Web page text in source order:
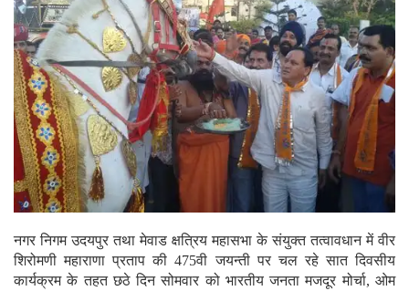
नगर निगम उदयपुर तथा मेवाड क्षत्रिय महासभा के संयुक्त तत्वावधान में वीर
शिरोमणी महाराणा प्रताप की 475वी जयन्ती पर चल रहे सात दिवसीय
कार्यक्रम के तहत छठे दिन सोमवार को भारतीय जनता मजदूर मोर्चा, ओम